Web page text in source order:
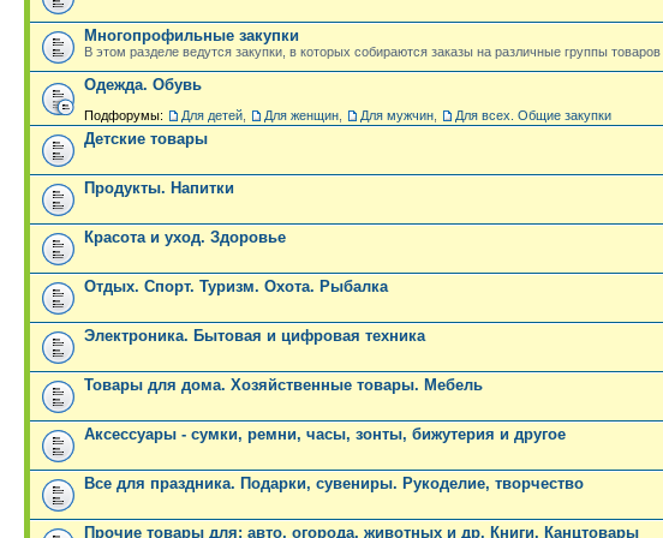
Многопрофильные закупки
В этом разделе ведутся закупки, в которых собираются заказы на различные группы товаров
Одежда. Обувь
Подфорумы: Для детей Для женщин Для мужчин Для всех. Общие закупки
Детские товары
Продукты. Напитки
Красота и уход. Здоровье
Отдых. Спорт. Туризм. Охота. Рыбалка
Электроника. Бытовая и цифровая техника
Товары для дома. Хозяйственные товары. Мебель
Аксессуары - сумки, ремни, часы, зонты, бижутерия и другое
Все для праздника. Подарки, сувениры. Рукоделие, творчество
Прочие товары для: авто, огорода, животных и др. Книги. Канцтовары